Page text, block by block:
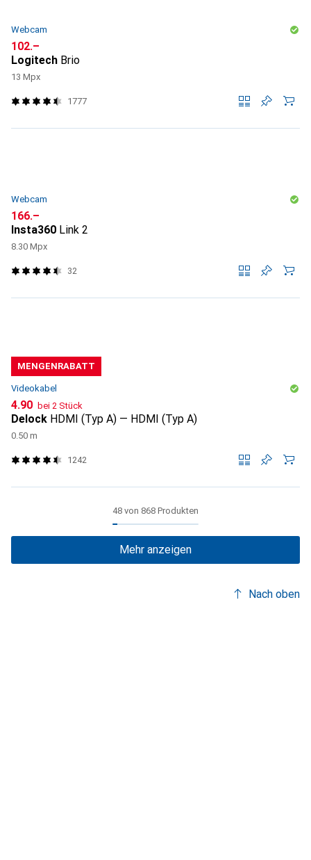
Webcam
CHF
102.–
Logitech Brio
13 Mpx
1777
Webcam
CHF
166.–
Insta360 Link 2
8.30 Mpx
32
MENGENRABATT
Videokabel
CHF
4.90 bei 2 Stück
Delock HDMI (Typ A) — HDMI (Typ A)
0.50 m
1242
48 von 868 Produkten
Mehr anzeigen
Nach oben